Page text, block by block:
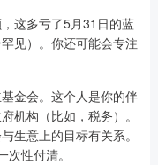
这多亏了5月31日的蓝
见）。你还可能会专注
金会。这个人是你的伴
机构（比如，税务）。
生意上的目标有关系。
性付清。